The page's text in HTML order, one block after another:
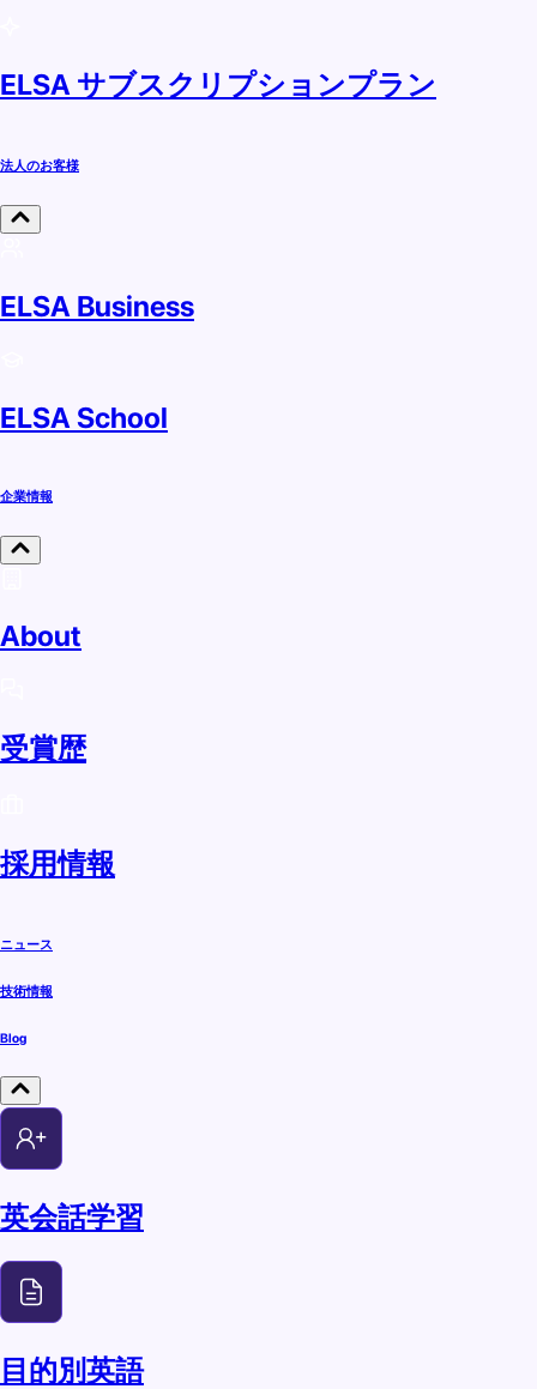
ELSA サブスクリプションプラン
法人のお客様
ELSA Business
ELSA School
企業情報
About
受賞歴
採用情報
ニュース
技術情報
Blog
英会話学習
目的別英語